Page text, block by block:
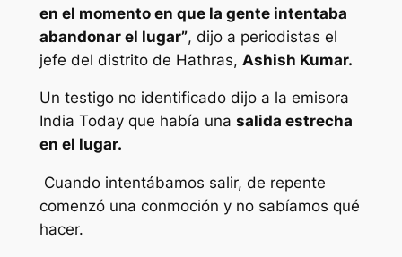
en el momento en que la gente intentaba
abandonar el lugar”, dijo a periodistas el
jefe del distrito de Hathras, Ashish Kumar.
Un testigo no identificado dijo a la emisora ​​
India Today que había una salida estrecha
en el lugar.
Cuando intentábamos salir, de repente
comenzó una conmoción y no sabíamos qué
hacer.